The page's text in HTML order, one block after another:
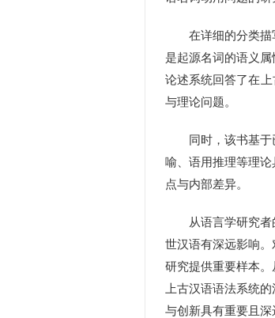
在详细的分类描写
是起源名词的语义
论述系统回答了在
与理论问题。
同时，该书基于已
喻、语用推理等理
点与内部差异。
从语言学研究者的
世汉语有深远影响
研究提供重要样本
上古汉语语法系统
与创新具有重要且深